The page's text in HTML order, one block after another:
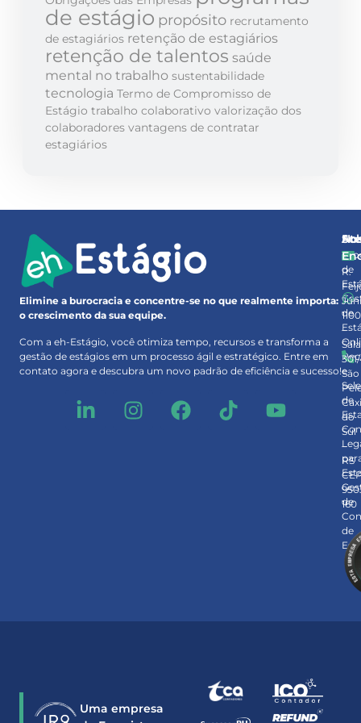
de estágio propósito recrutamento
de estagiários retenção de estagiários
retenção de talentos saúde
mental no trabalho sustentabilidade
tecnologia Termo de Compromisso de
Estágio trabalho colaborativo valorização dos
colaboradores vantagens de contratar
estagiários
Elimine a burocracia e concentre-se no que realmente importa:
o crescimento da sua equipe.
Com a eh-Estágio, você otimiza tempo, recursos e transforma a
gestão de estágios em um processo ágil e estratégico. Entre em
contato agora e descubra um novo padrão de eficiência e sucesso!
de
de
e
de
de
de
R.
1100
–
Sala
São
do
Sul
–
RS
160
Uma empresa